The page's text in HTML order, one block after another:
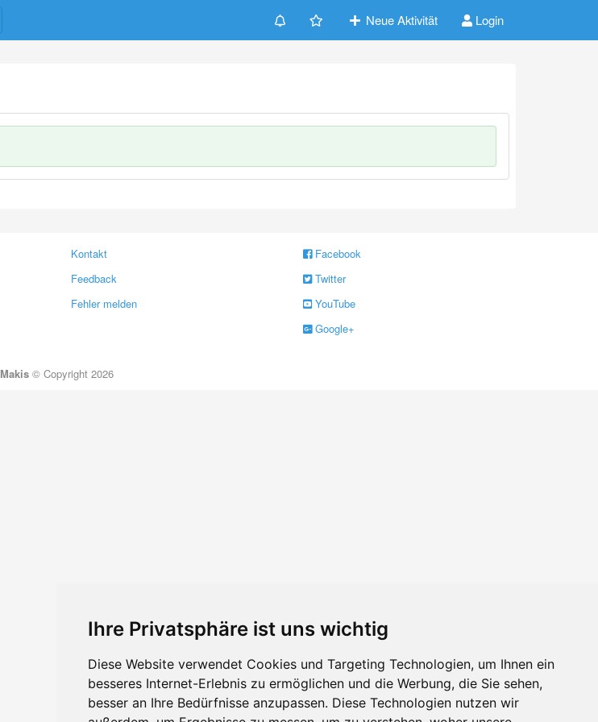
Ihre Privatsphäre ist uns wichtig
Diese Website verwendet Cookies und Targeting Technologien, um Ihnen ein
besseres Internet-Erlebnis zu ermöglichen und die Werbung, die Sie sehen,
besser an Ihre Bedürfnisse anzupassen. Diese Technologien nutzen wir
Neue Aktivität Login
Kontakt
Feedback
Fehler melden
Facebook
Twitter
YouTube
Google+
Makis© Copyright 2026